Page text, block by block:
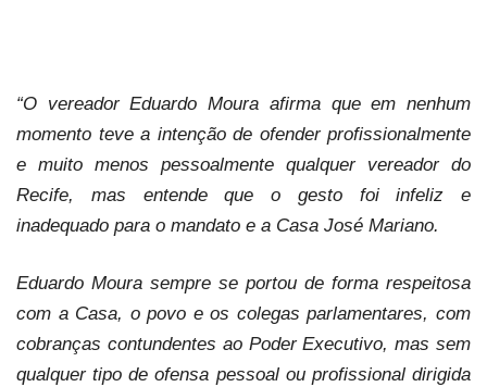
“O vereador Eduardo Moura afirma que em nenhum
momento teve a intenção de ofender profissionalmente
e muito menos pessoalmente qualquer vereador do
Recife, mas entende que o gesto foi infeliz e
inadequado para o mandato e a Casa José Mariano.
Eduardo Moura sempre se portou de forma respeitosa
com a Casa, o povo e os colegas parlamentares, com
cobranças contundentes ao Poder Executivo, mas sem
qualquer tipo de ofensa pessoal ou profissional dirigida